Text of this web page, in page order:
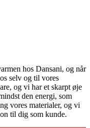
hos Dansani, og når
selv og til vores
og vi har et skarpt øje
den energi, som
vores materialer, og vi
til dig som kunde.